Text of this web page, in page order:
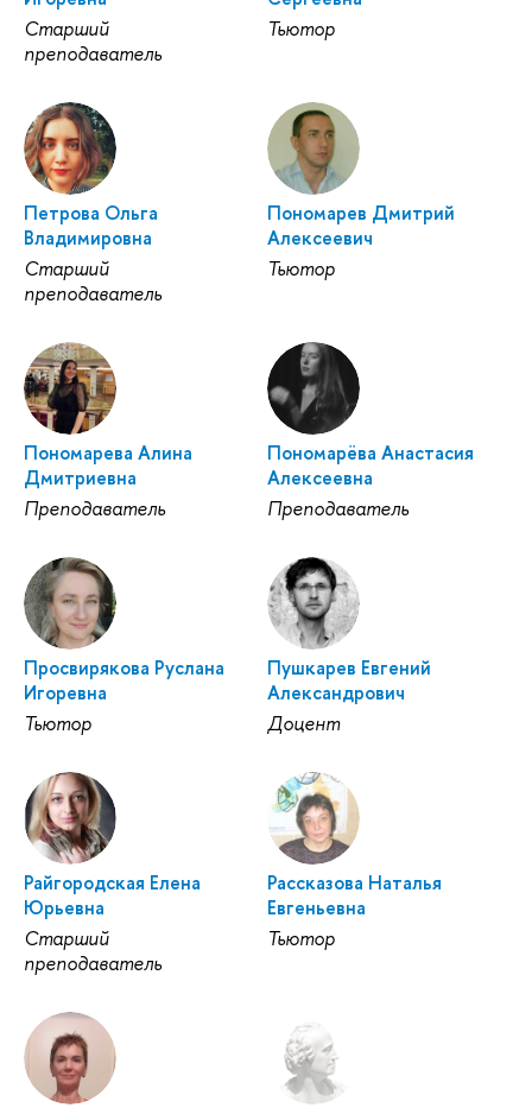
Старший
преподаватель
Тьютор
Петрова Ольга
Владимировна
Старший
преподаватель
Пономарев Дмитрий
Алексеевич
Тьютор
Пономарева Алина
Дмитриевна
Преподаватель
Пономарёва Анастасия
Алексеевна
Преподаватель
Просвирякова Руслана
Игоревна
Тьютор
Пушкарев Евгений
Александрович
Доцент
Райгородская Елена
Юрьевна
Старший
преподаватель
Рассказова Наталья
Евгеньевна
Тьютор